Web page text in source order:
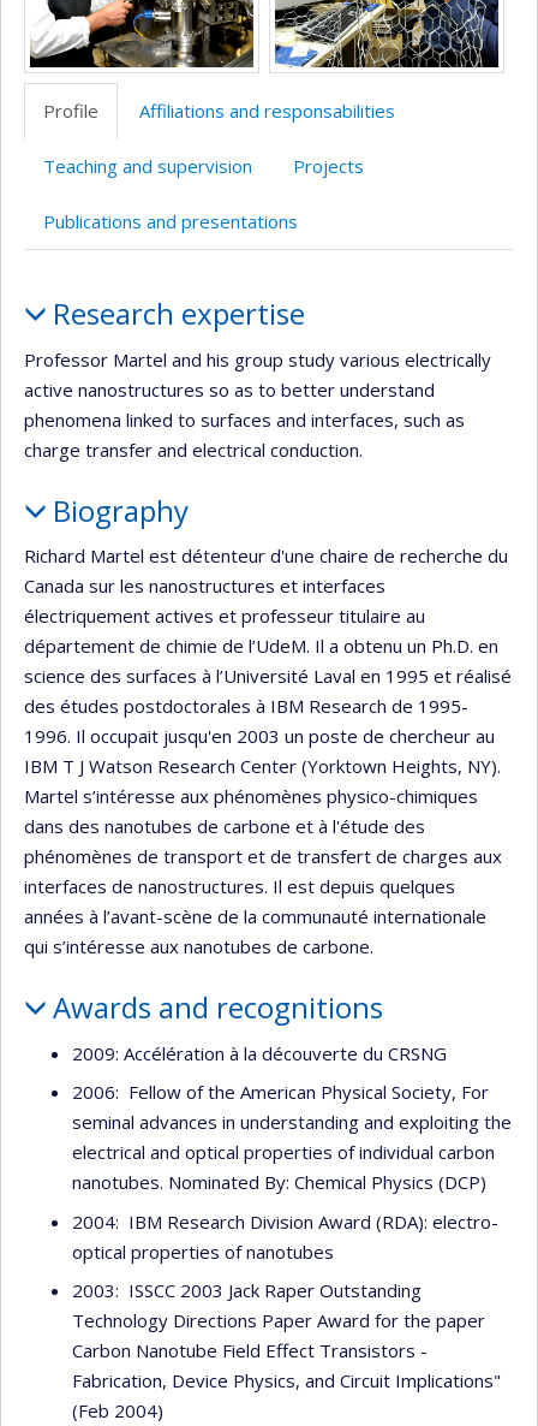
Profile Affiliations and responsabilities
Teaching and supervision Projects
Publications and presentations
Research expertise
Professor Martel and his group study various electrically
active nanostructures so as to better understand
phenomena linked to surfaces and interfaces, such as
charge transfer and electrical conduction.
Biography
Richard Martel est détenteur d'une chaire de recherche du
Canada sur les nanostructures et interfaces
électriquement actives et professeur titulaire au
département de chimie de l’UdeM. Il a obtenu un Ph.D. en
science des surfaces à l’Université Laval en 1995 et réalisé
des études postdoctorales à IBM Research de 1995-
1996. Il occupait jusqu'en 2003 un poste de chercheur au
IBM T J Watson Research Center (Yorktown Heights, NY).
Martel s’intéresse aux phénomènes physico-chimiques
dans des nanotubes de carbone et à l'étude des
phénomènes de transport et de transfert de charges aux
interfaces de nanostructures. Il est depuis quelques
années à l’avant-scène de la communauté internationale
qui s’intéresse aux nanotubes de carbone.
Awards and recognitions
2009: Accélération à la découverte du CRSNG
2006: Fellow of the American Physical Society, For
seminal advances in understanding and exploiting the
electrical and optical properties of individual carbon
nanotubes. Nominated By: Chemical Physics (DCP)
2004: IBM Research Division Award (RDA): electro-
optical properties of nanotubes
2003: ISSCC 2003 Jack Raper Outstanding
Technology Directions Paper Award for the paper
Carbon Nanotube Field Effect Transistors -
Fabrication, Device Physics, and Circuit Implications"
(Feb 2004)